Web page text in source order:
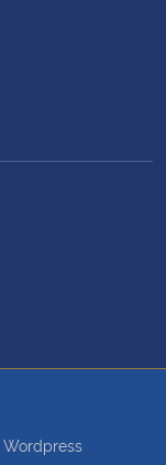
Wordpress